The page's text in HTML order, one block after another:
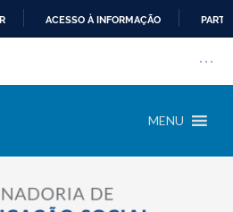
ACESSO À INFORMAÇÃO
da
MENU